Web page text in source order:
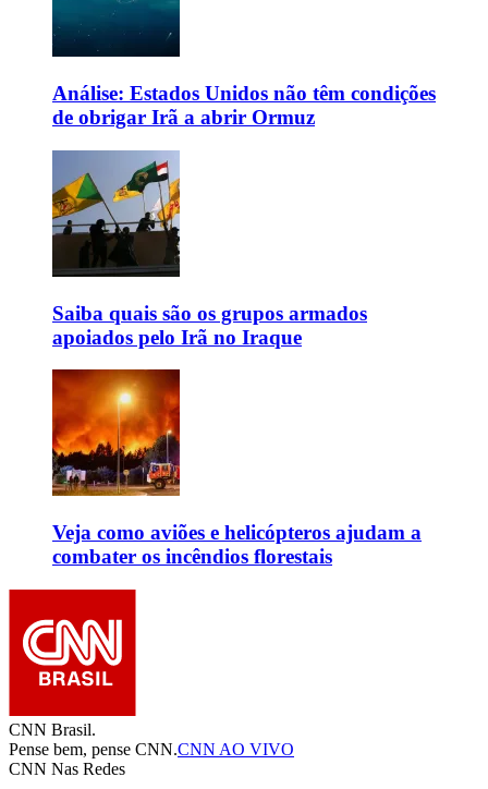
Análise: Estados Unidos não têm condições
de obrigar Irã a abrir Ormuz
Saiba quais são os grupos armados
apoiados pelo Irã no Iraque
Veja como aviões e helicópteros ajudam a
combater os incêndios florestais
CNN Brasil.
Pense bem, pense CNN.CNN AO VIVO
CNN Nas Redes